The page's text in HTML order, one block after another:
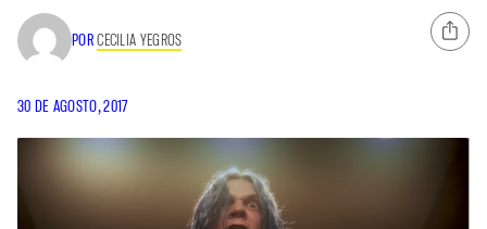
PORCECILIA YEGROS
30 DE AGOSTO, 2017